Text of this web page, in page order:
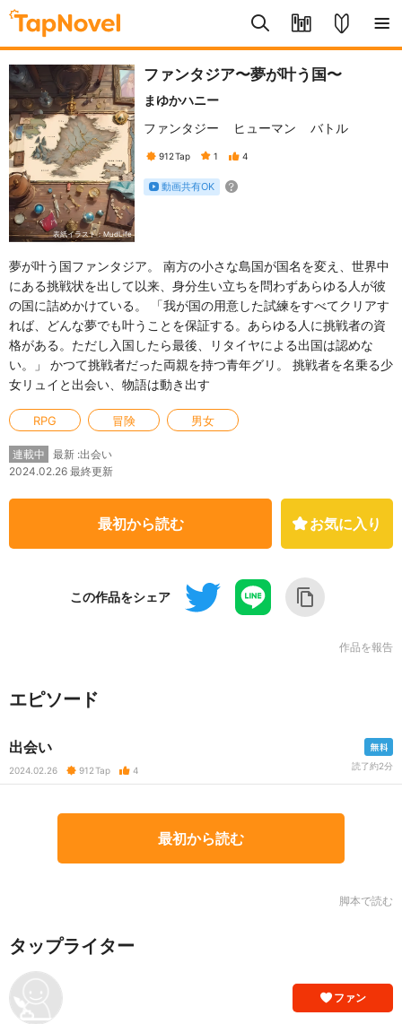
表紙イラスト：MudLife
ファンタジア〜夢が叶う国〜
まゆかハニー
ファンタジー
ヒューマン バトル
912Tap 1 4
動画共有OK
夢が叶う国ファンタジア。 南方の小さな島国が国名を変え、世界中
にある挑戦状を出して以来、身分生い立ちを問わずあらゆる人が彼
の国に詰めかけている。 「我が国の用意した試練をすべてクリアす
れば、どんな夢でも叶うことを保証する。あらゆる人に挑戦者の資
格がある。ただし入国したら最後、リタイヤによる出国は認めな
い。」 かつて挑戦者だった両親を持つ青年グリ。 挑戦者を名乗る少
女リュイと出会い、物語は動き出す
RPG 冒険 男女
連載中
最新 :出会い
2024.02.26 最終更新
最初から読む お気に入り
この作品をシェア
作品を報告
エピソード
出会い
2024.02.26 912Tap 4 読了約2分
最初から読む
脚本で読む
タップライター
ファン